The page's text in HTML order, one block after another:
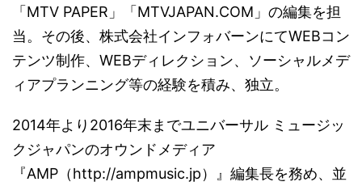
「MTV PAPER」「MTVJAPAN.COM」の編集を担
当。その後、株式会社インフォバーンにてWEBコン
テンツ制作、WEBディレクション、ソーシャルメデ
ィアプランニング等の経験を積み、独立。
2014年より2016年末までユニバーサル ミュージッ
クジャパンのオウンドメディア
『AMP（http://ampmusic.jp）』編集長を務め、並